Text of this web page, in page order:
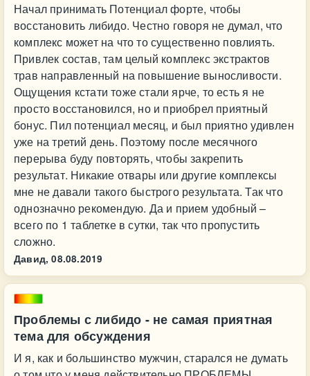
Начал принимать Потенциал форте, чтобы
восстановить либидо. Честно говоря не думал, что
комплекс может на что то существенно повлиять.
Привлек состав, там целый комплекс экстрактов
трав направленный на повышение выносливости.
Ощущения кстати тоже стали ярче, то есть я не
просто восстановился, но и приобрел приятный
бонус. Пил потенциал месяц, и был приятно удивлен
уже на третий день. Поэтому после месячного
перерыва буду повторять, чтобы закрепить
результат. Никакие отвары или другие комплексы
мне не давали такого быстрого результата. Так что
однозначно рекомендую. Да и прием удобный –
всего по 1 таблетке в сутки, так что пропустить
сложно.
Давид, 08.08.2019
Проблемы с либидо - не самая приятная
тема для обсуждения
И я, как и большинство мужчин, старался не думать